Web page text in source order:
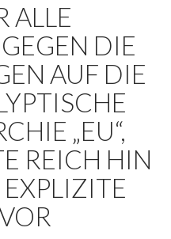
ALLE
DIE
AUF DIE
„EU“,
REICH HIN